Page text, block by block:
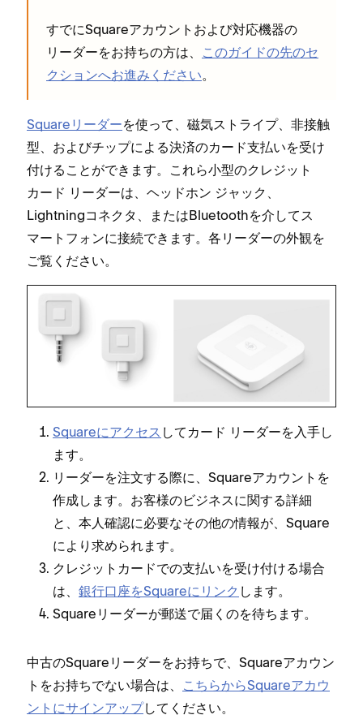
すでにSquareアカウントおよび対応機器の
リ⁠ーダ⁠ーをお持ちの方は⁠、 このガイドの先のセ
クシ⁠ョンへお進みください⁠。
Squareリ⁠ーダ⁠ーを使⁠って⁠、磁気ストライプ⁠、非接触
型⁠、およびチ⁠ップによる決済のカ⁠ード支払いを受け
付けることができます⁠。これら小型のクレジ⁠ット
カ⁠ード リ⁠ーダ⁠ーは⁠、ヘ⁠ッドホン ジ⁠ャ⁠ック⁠、
Lightningコネクタ⁠、またはBluetoothを介してス
マ⁠ートフ⁠ォンに接続できます⁠。各リ⁠ーダ⁠ーの外観を
ご覧ください⁠。
Squareにアクセス してカ⁠ード リ⁠ーダ⁠ーを入手し
ます⁠。
リ⁠ーダ⁠ーを注文する際に⁠、Squareアカウントを
作成します⁠。お客様のビジネスに関する詳細
と⁠、本人確認に必要なその他の情報が⁠、Square
により求められます⁠。
クレジ⁠ットカ⁠ードでの支払いを受け付ける場合
は⁠、 銀行口座をSquareにリンク します⁠。
Squareリ⁠ーダ⁠ーが郵送で届くのを待ちます⁠。
中古のSquareリ⁠ーダ⁠ーをお持ちで⁠、Squareアカウン
トをお持ちでない場合は⁠、 こちらからSquareアカウ
ントにサインア⁠ップしてください⁠。